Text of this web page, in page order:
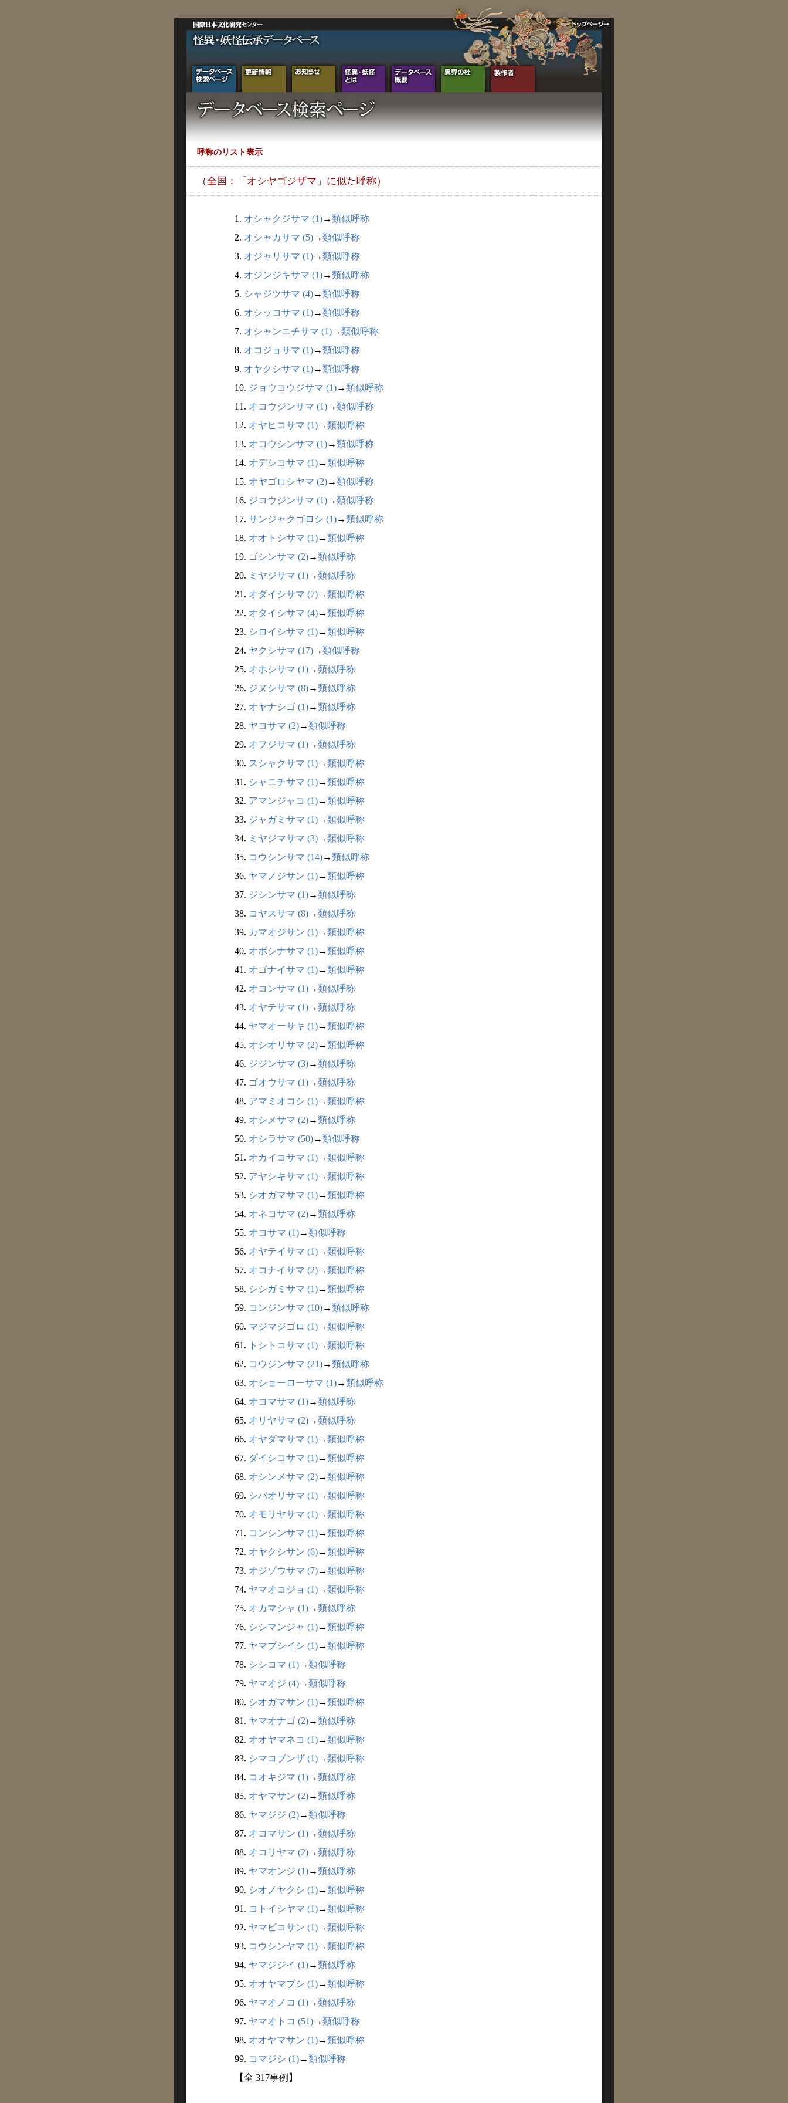
呼称のリスト表示
（全国：「オシヤゴジザマ」に似た呼称）
1. オシャクジサマ (1)→類似呼称
2. オシャカサマ (5)→類似呼称
3. オジャリサマ (1)→類似呼称
4. オジンジキサマ (1)→類似呼称
5. シャジツサマ (4)→類似呼称
6. オシッコサマ (1)→類似呼称
7. オシャンニチサマ (1)→類似呼称
8. オコジョサマ (1)→類似呼称
9. オヤクシサマ (1)→類似呼称
10. ジョウコウジサマ (1)→類似呼称
11. オコウジンサマ (1)→類似呼称
12. オヤヒコサマ (1)→類似呼称
13. オコウシンサマ (1)→類似呼称
14. オデシコサマ (1)→類似呼称
15. オヤゴロシヤマ (2)→類似呼称
16. ジコウジンサマ (1)→類似呼称
17. サンジャクゴロシ (1)→類似呼称
18. オオトシサマ (1)→類似呼称
19. ゴシンサマ (2)→類似呼称
20. ミヤジサマ (1)→類似呼称
21. オダイシサマ (7)→類似呼称
22. オタイシサマ (4)→類似呼称
23. シロイシサマ (1)→類似呼称
24. ヤクシサマ (17)→類似呼称
25. オホシサマ (1)→類似呼称
26. ジヌシサマ (8)→類似呼称
27. オヤナシゴ (1)→類似呼称
28. ヤコサマ (2)→類似呼称
29. オフジサマ (1)→類似呼称
30. スシャクサマ (1)→類似呼称
31. シャニチサマ (1)→類似呼称
32. アマンジャコ (1)→類似呼称
33. ジャガミサマ (1)→類似呼称
34. ミヤジマサマ (3)→類似呼称
35. コウシンサマ (14)→類似呼称
36. ヤマノジサン (1)→類似呼称
37. ジシンサマ (1)→類似呼称
38. コヤスサマ (8)→類似呼称
39. カマオジサン (1)→類似呼称
40. オボシナサマ (1)→類似呼称
41. オゴナイサマ (1)→類似呼称
42. オコンサマ (1)→類似呼称
43. オヤテサマ (1)→類似呼称
44. ヤマオーサキ (1)→類似呼称
45. オシオリサマ (2)→類似呼称
46. ジジンサマ (3)→類似呼称
47. ゴオウサマ (1)→類似呼称
48. アマミオコシ (1)→類似呼称
49. オシメサマ (2)→類似呼称
50. オシラサマ (50)→類似呼称
51. オカイコサマ (1)→類似呼称
52. アヤシキサマ (1)→類似呼称
53. シオガマサマ (1)→類似呼称
54. オネコサマ (2)→類似呼称
55. オコサマ (1)→類似呼称
56. オヤテイサマ (1)→類似呼称
57. オコナイサマ (2)→類似呼称
58. シシガミサマ (1)→類似呼称
59. コンジンサマ (10)→類似呼称
60. マジマジゴロ (1)→類似呼称
61.
トシトコサマ (1)→類似呼称
62. コウジンサマ (21)→類似呼称
63. オショーローサマ (1)→類似呼称
64. オコマサマ (1)→類似呼称
65. オリヤサマ (2)→類似呼称
66. オヤダマサマ (1)→類似呼称
67. ダイシコサマ (1)→類似呼称
68. オシンメサマ (2)→類似呼称
69. シバオリサマ (1)→類似呼称
70. オモリヤサマ (1)→類似呼称
71. コンシンサマ (1)→類似呼称
72. オヤクシサン (6)→類似呼称
73. オジゾウサマ (7)→類似呼称
74. ヤマオコジョ (1)→類似呼称
75. オカマシャ (1)→類似呼称
76. シシマンジャ (1)→類似呼称
77. ヤマブシイシ (1)→類似呼称
78. シシコマ (1)→類似呼称
79. ヤマオジ (4)→類似呼称
80. シオガマサン (1)→類似呼称
81. ヤマオナゴ (2)→類似呼称
82. オオヤマネコ (1)→類似呼称
83. シマコブンザ (1)→類似呼称
84. コオキジマ (1)→類似呼称
85. オヤマサン (2)→類似呼称
86. ヤマジジ (2)→類似呼称
87. オコマサン (1)→類似呼称
88. オコリヤマ (2)→類似呼称
89. ヤマオンジ (1)→類似呼称
90. シオノヤクシ (1)→類似呼称
91. コトイシヤマ (1)→類似呼称
92. ヤマビコサン (1)→類似呼称
93. コウシンヤマ (1)→類似呼称
94. ヤマジジイ (1)→類似呼称
95. オオヤマブシ (1)→類似呼称
96. ヤマオノコ (1)→類似呼称
97. ヤマオトコ (51)→類似呼称
98. オオヤマサン (1)→類似呼称
99. コマジシ (1)→類似呼称
【全 317事例】